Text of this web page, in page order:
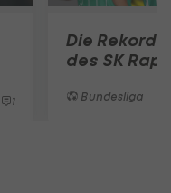
1
Die Rekord-
des SK
Bundesliga